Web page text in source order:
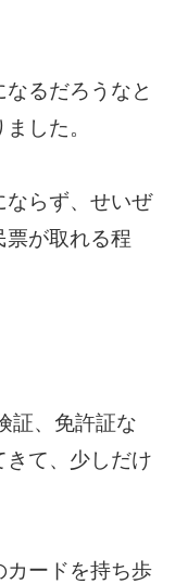
るだろうなと
した。
ならず、せいぜ
票が取れる程
証、免許証な
きて、少しだけ
カードを持ち歩